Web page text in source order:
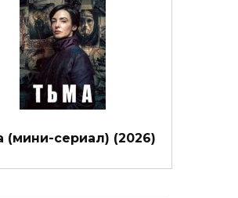
(мини-сериал) (2026)